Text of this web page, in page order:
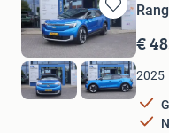
Bewaren
in
Favorieten
€
2025